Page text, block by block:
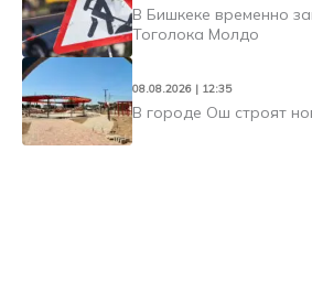
В Бишкеке временно
Тоголока Молдо
08.08.2026 | 12:35
В городе Ош строят